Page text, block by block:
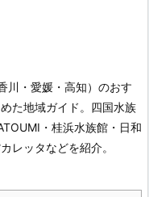
川・愛媛・高知）のおす
た地域ガイド。四国水族
・桂浜水族館・日和
レッタなどを紹介。